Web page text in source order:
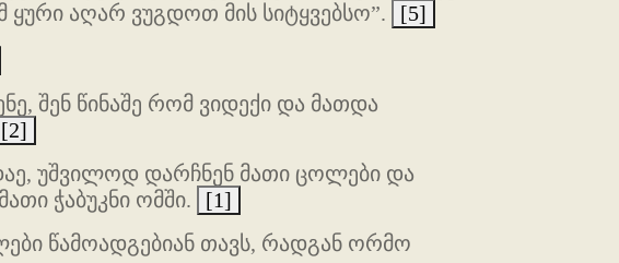
აღარ ვუგდოთ მის სიტყვებსო”.
[5]
შენ წინაშე რომ ვიდექი და მათდა
[2]
უშვილოდ დარჩნენ მათი ცოლები და
ჭაბუკნი ომში.
[1]
წამოადგებიან თავს, რადგან ორმო